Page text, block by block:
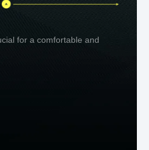
for a comfortable and